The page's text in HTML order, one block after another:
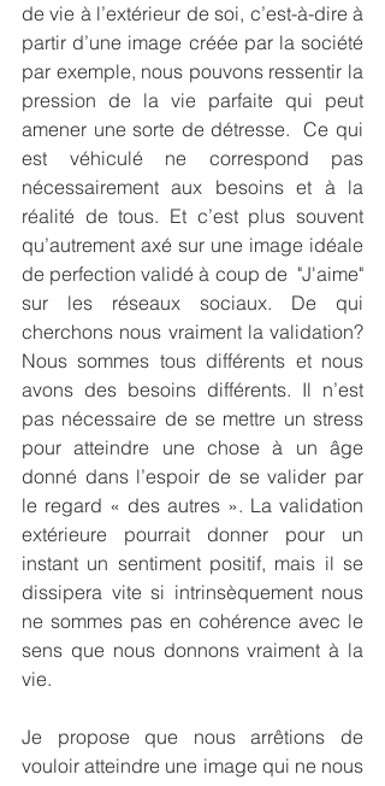
de vie à l’extérieur de soi, c’est-à-dire à
partir d’une image créée par la société
par exemple, nous pouvons ressentir la
pression de la vie parfaite qui peut
amener une sorte de détresse.  Ce qui
est véhiculé ne correspond pas
nécessairement aux besoins et à la
réalité de tous. Et c’est plus souvent
qu’autrement axé sur une image idéale
de perfection validé à coup de  "J'aime"
sur les réseaux sociaux. De qui
cherchons nous vraiment la validation?
Nous sommes tous différents et nous
avons des besoins différents. Il n’est
pas nécessaire de se mettre un stress
pour atteindre une chose à un âge
donné dans l’espoir de se valider par
le regard « des autres ». La validation
extérieure pourrait donner pour un
instant un sentiment positif, mais il se
dissipera vite si intrinsèquement nous
ne sommes pas en cohérence avec le
sens que nous donnons vraiment à la
vie.
Je propose que nous arrêtions de
vouloir atteindre une image qui ne nous